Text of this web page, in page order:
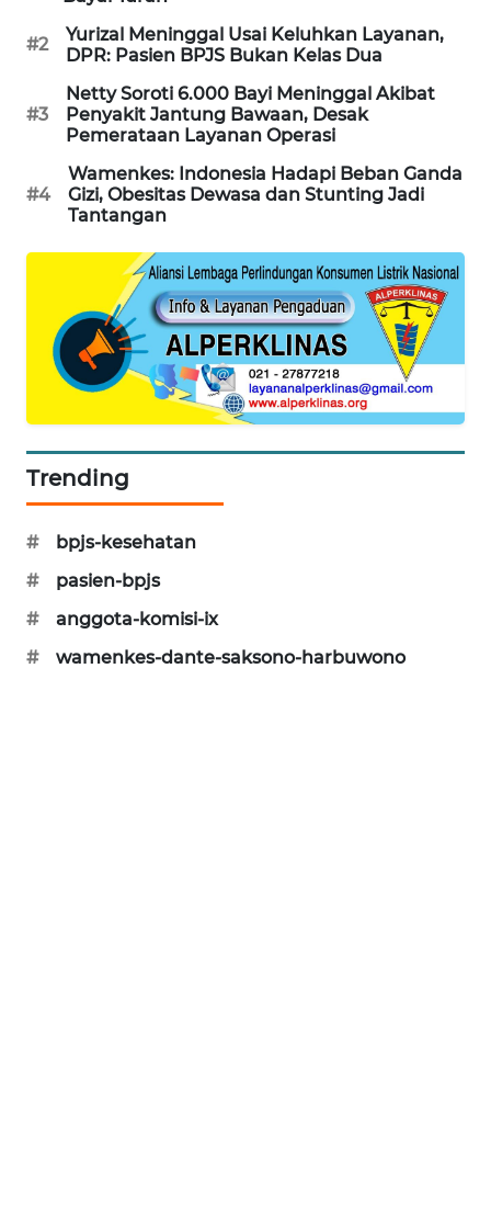
#2
Yurizal Meninggal Usai Keluhkan Layanan,
DPR: Pasien BPJS Bukan Kelas Dua
#3
Netty Soroti 6.000 Bayi Meninggal Akibat
Penyakit Jantung Bawaan, Desak
Pemerataan Layanan Operasi
#4
Wamenkes: Indonesia Hadapi Beban Ganda
Gizi, Obesitas Dewasa dan Stunting Jadi
Tantangan
Trending
#
bpjs-kesehatan
#
pasien-bpjs
#
anggota-komisi-ix
#
wamenkes-dante-saksono-harbuwono
KONSUMEN
LISTRIK
MASYARAKAT
KELISTRIKAN
WALINKI
ID
MARTABAT
NET
PLN
WATCH
MKLI
LKKI